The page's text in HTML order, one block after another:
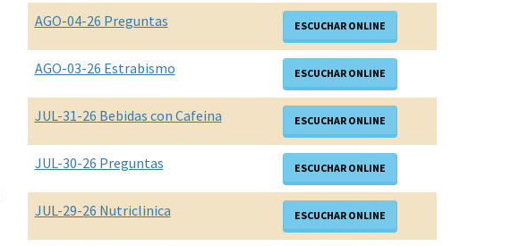
AGO-04-26 Preguntas ESCUCHAR ONLINE
AGO-03-26 Estrabismo ESCUCHAR ONLINE
JUL-31-26 Bebidas con Cafeina ESCUCHAR ONLINE
JUL-30-26 Preguntas ESCUCHAR ONLINE
JUL-29-26 Nutriclinica ESCUCHAR ONLINE